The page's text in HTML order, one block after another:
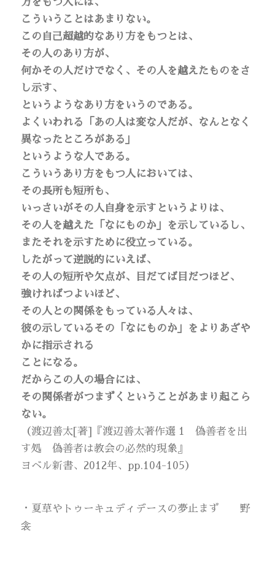
方をもつ人には、
こういうことはあまりない。
この自己超越的なあり方をもつとは、
その人のあり方が、
何かその人だけでなく、その人を越えたものをさ
し示す、
というようなあり方をいうのである。
よくいわれる「あの人は変な人だが、なんとなく
異なったところがある」
というような人である。
こういうあり方をもつ人においては、
その長所も短所も、
いっさいがその人自身を示すというよりは、
その人を越えた「なにものか」を示しているし、
またそれを示すために役立っている。
したがって逆説的にいえば、
その人の短所や欠点が、目だてば目だつほど、
強ければつよいほど、
その人との関係をもっている人々は、
彼の示しているその「なにものか」をよりあざや
かに指示される
ことになる。
だからこの人の場合には、
その関係者がつまずくということがあまり起こら
ない。
（渡辺善太[著]『渡辺善太著作選 1 偽善者を出
す処 偽善者は教会の必然的現象』
ヨベル新書、2012年、pp.104-105）
・夏草やトゥーキュディデースの夢止まず 野
衾